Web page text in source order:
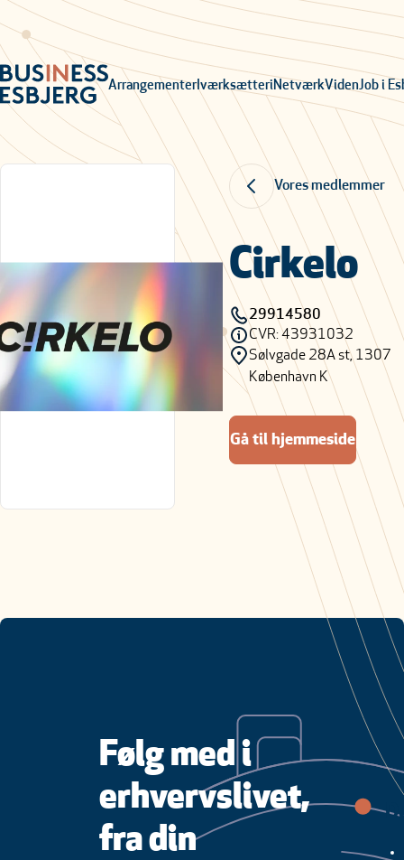
ArrangementerIværksætteriNetværkVidenJob i
Vores medlemmer
Cirkelo
29914580
CVR: 43931032
Sølvgade 28A st, 1307
København K
Gå til hjemmeside
Følg med i
erhvervslivet,
fra din